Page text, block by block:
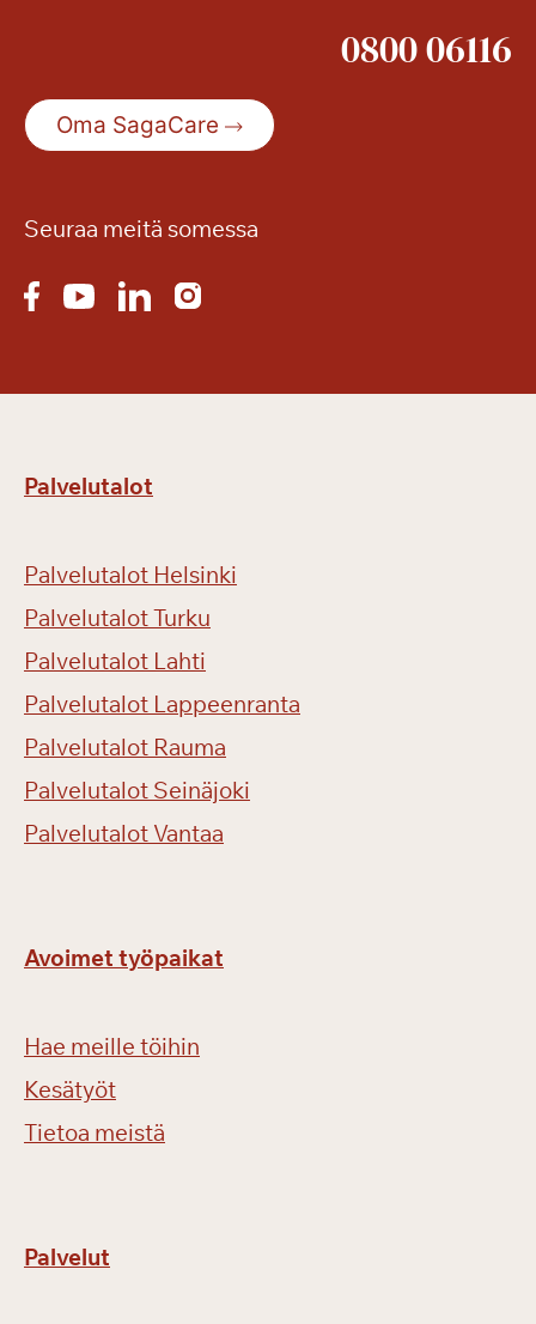
0800 06116
Oma SagaCare
Seuraa meitä somessa
Palvelutalot
Palvelutalot Helsinki
Palvelutalot Turku
Palvelutalot Lahti
Palvelutalot Lappeenranta
Palvelutalot Rauma
Palvelutalot Seinäjoki
Palvelutalot Vantaa
Avoimet työpaikat
Hae meille töihin
Kesätyöt
Tietoa meistä
Palvelut